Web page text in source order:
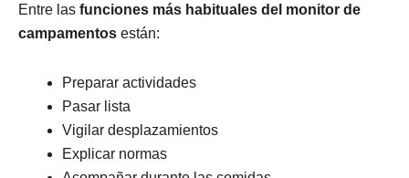
Entre las funciones más habituales del monitor de
campamentos están:
Preparar actividades
Pasar lista
Vigilar desplazamientos
Explicar normas